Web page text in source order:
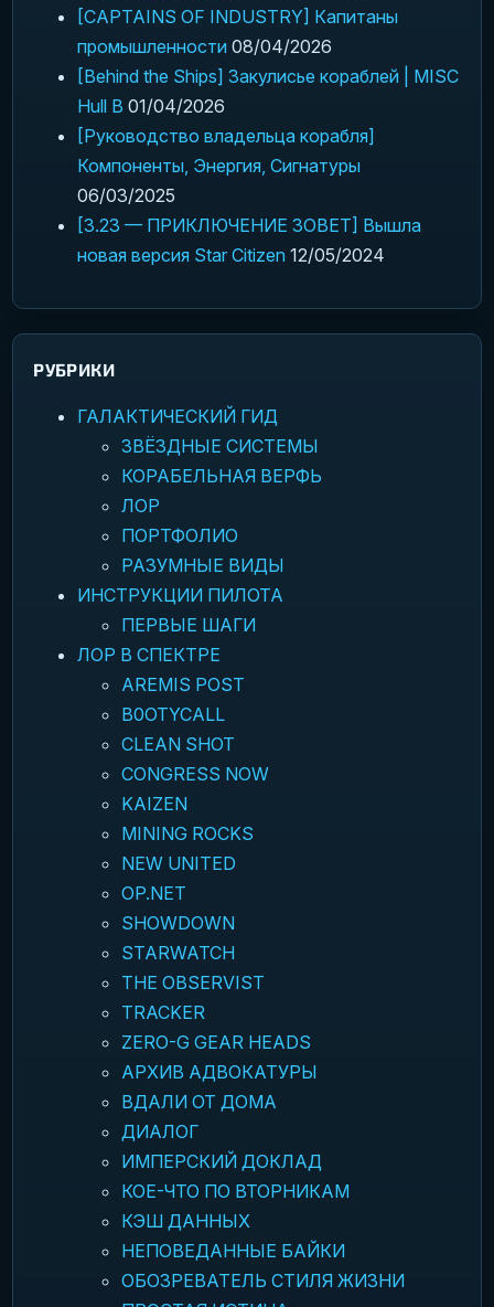
[CAPTAINS OF INDUSTRY] Капитаны
промышленности 08/04/2026
[Behind the Ships] Закулисье кораблей | MISC
Hull B 01/04/2026
[Руководство владельца корабля]
Компоненты, Энергия, Сигнатуры
06/03/2025
[3.23 — ПРИКЛЮЧЕНИЕ ЗОВЕТ] Вышла
новая версия Star Citizen 12/05/2024
РУБРИКИ
ГАЛАКТИЧЕСКИЙ ГИД
ЗВЁЗДНЫЕ СИСТЕМЫ
КОРАБЕЛЬНАЯ ВЕРФЬ
ЛОР
ПОРТФОЛИО
РАЗУМНЫЕ ВИДЫ
ИНСТРУКЦИИ ПИЛОТА
ПЕРВЫЕ ШАГИ
ЛОР В СПЕКТРЕ
AREMIS POST
B0OTYCALL
CLEAN SHOT
CONGRESS NOW
KAIZEN
MINING ROCKS
NEW UNITED
OP.NET
SHOWDOWN
STARWATCH
THE OBSERVIST
TRACKER
ZERO-G GEAR HEADS
АРХИВ АДВОКАТУРЫ
ВДАЛИ ОТ ДОМА
ДИАЛОГ
ИМПЕРСКИЙ ДОКЛАД
КОЕ-ЧТО ПО ВТОРНИКАМ
КЭШ ДАННЫХ
НЕПОВЕДАННЫЕ БАЙКИ
ОБОЗРЕВАТЕЛЬ СТИЛЯ ЖИЗНИ